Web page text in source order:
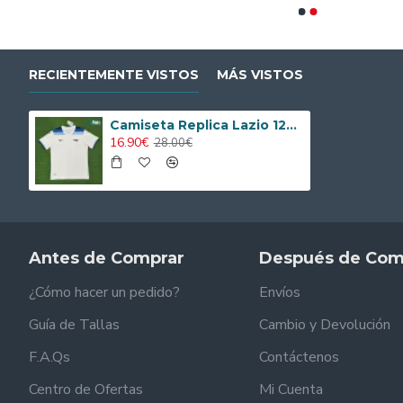
RECIENTEMENTE VISTOS MÁS VISTOS
Camiseta Replica Lazio 125 Aniversario Edición 2025
16.90€ 28.00€
Antes de Comprar
¿Cómo hacer un pedido?
Guía de Tallas
F.A.Qs
Centro de Ofertas
Después de
Envíos
Cambio y Devolución
Contáctenos
Mi Cuenta